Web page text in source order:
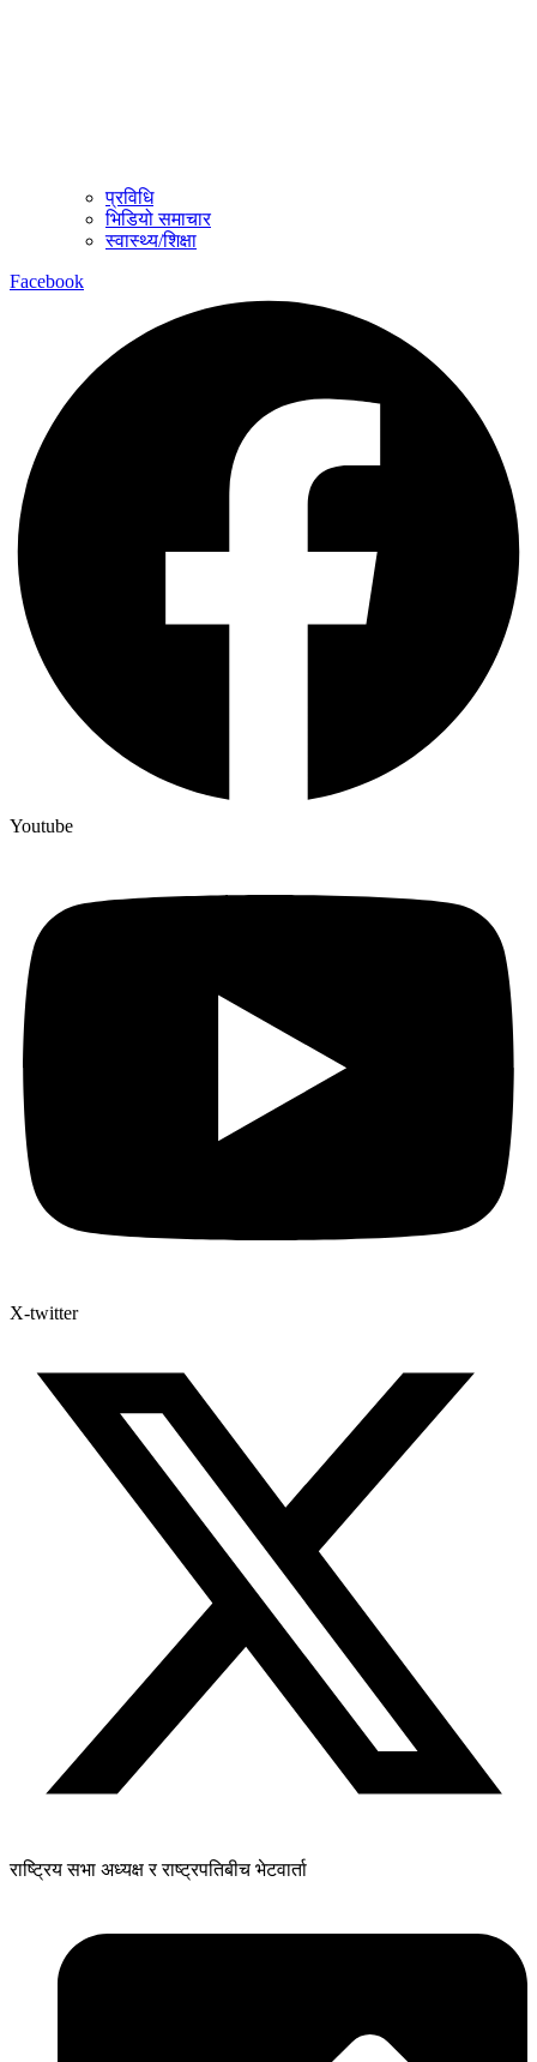
प्रविधि
भिडियो समाचार
स्वास्थ्य/शिक्षा
Facebook
Youtube
X-twitter
राष्ट्रिय सभा अध्यक्ष र राष्ट्रपतिबीच भेटवार्ता